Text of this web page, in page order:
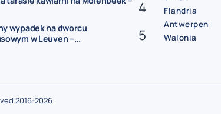
wypadek na dworcu
w Leuven –...
Flandria
Antwerpen
Walonia
2016-2026